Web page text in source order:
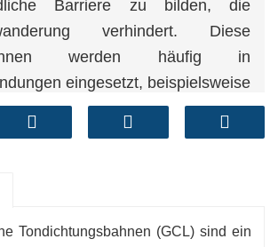
Barriere zu bilden, die
verhindert. Diese
werden häufig in
eingesetzt, beispielsweise
Dichtungssysteme und
Ihre spezielle
hervorragender
Alternative zu herkömmlichen
Tondichtungsbahnen (GCL) sind ein